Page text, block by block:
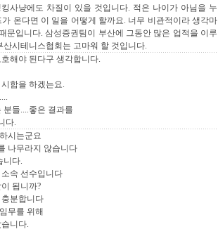
사냥에도 차질이 있을 것입니다. 적은 나이가 아님을 누
온다면 이 일을 어떻게 할까요. 너무 비관적이라 생각마
문입니다. 삼성증권팀이 부산에 그동안 많은 업적을 이루
시테니스협회는 고마워 할 것입니다.
해야 된다구 생각합니다.
합을 하겠는요.
분들....좋은 결과를
다.
시는군요
나무라지 않습니다
니다.
속 선수입니다
됩니까?
분합니다
무를 위해
니다.